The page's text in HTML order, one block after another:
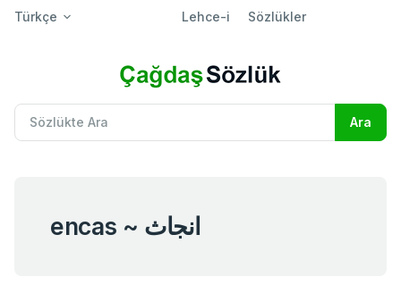
Türkçe Lehce-i Sözlükler
encas ~ انجاث